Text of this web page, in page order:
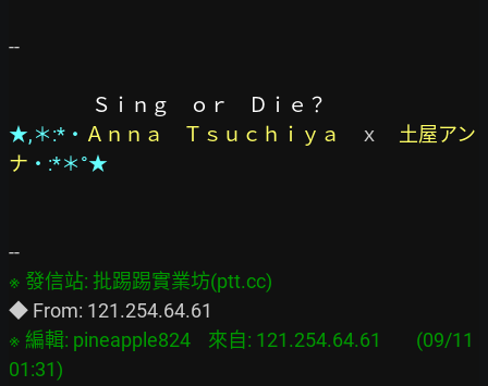
--
Ｓｉｎｇ　ｏｒ　Ｄｉｅ？
★,＊:*‧ Ａｎｎａ　Ｔｓｕｃｈｉｙａ ｘ 土屋アン
ナ ‧:*＊°★
※ 編輯: pineapple824    來自: 121.254.64.61        (09/11
01:31)